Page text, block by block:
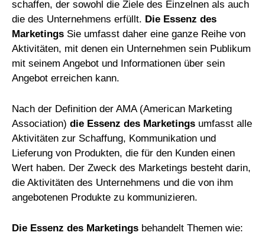
schaffen, der sowohl die Ziele des Einzelnen als auch
die des Unternehmens erfüllt. Die Essenz des
Marketings Sie umfasst daher eine ganze Reihe von
Aktivitäten, mit denen ein Unternehmen sein Publikum
mit seinem Angebot und Informationen über sein
Angebot erreichen kann.
Nach der Definition der AMA (American Marketing
Association)die Essenz des Marketings umfasst alle
Aktivitäten zur Schaffung, Kommunikation und
Lieferung von Produkten, die für den Kunden einen
Wert haben. Der Zweck des Marketings besteht darin,
die Aktivitäten des Unternehmens und die von ihm
angebotenen Produkte zu kommunizieren.
Die Essenz des Marketings behandelt Themen wie: